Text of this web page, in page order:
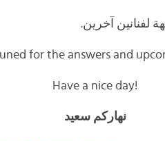
لفنانين آخرين.
for the answers and
Have a nice day!
نهاركم سعيد